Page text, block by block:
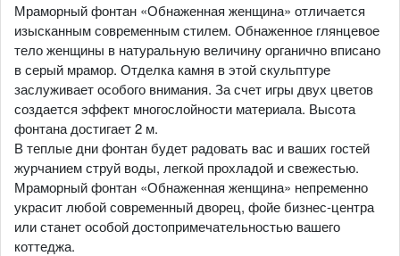
Мраморный фонтан «Обнаженная женщина» отличается
изысканным современным стилем. Обнаженное глянцевое
тело женщины в натуральную величину органично вписано
в серый мрамор. Отделка камня в этой скульптуре
заслуживает особого внимания. За счет игры двух цветов
создается эффект многослойности материала. Высота
фонтана достигает 2 м.
В теплые дни фонтан будет радовать вас и ваших гостей
журчанием струй воды, легкой прохладой и свежестью.
Мраморный фонтан «Обнаженная женщина» непременно
украсит любой современный дворец, фойе бизнес-центра
или станет особой достопримечательностью вашего
коттеджа.